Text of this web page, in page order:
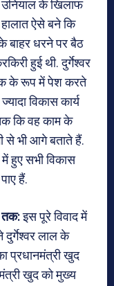
के खिलाफ
ऐसे बने कि
बाहर धरने पर बैठ
हुई थी. दुर्गेश्वर
के रूप में पेश करते
विकास कार्य
कि वह काम के
से भी आगे बताते हैं.
हुए सभी विकास
हैं.
तक:इस पूरे विवाद में
दुर्गेश्वर लाल के
प्रधानमंत्री खुद
खुद को मुख्य